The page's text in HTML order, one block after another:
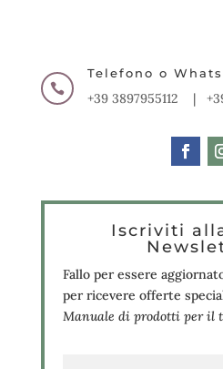

Telefono o
+39 3897955112 |
Iscriviti
Fallo per essere
per ricevere offerte
Manuale di prodotti per il